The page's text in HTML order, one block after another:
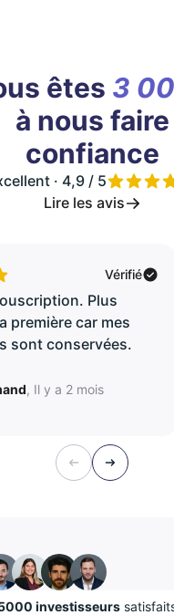
êtes 3
à nous faire
confiance
· 4,9 / 5
Lire les avis
Vérifié
Plus
première car mes
sont conservées.
, Il y a 2 mois
investisseurs